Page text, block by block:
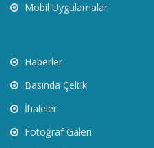
Mobil Uygulamalar
Haberler
Basında Çeltik
İhaleler
Fotoğraf Galeri